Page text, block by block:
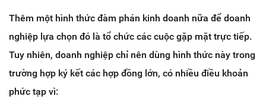
Thêm một hình thức đàm phán kinh doanh nữa để doanh
nghiệp lựa chọn đó là tổ chức các cuộc gặp mặt trực tiếp.
Tuy nhiên, doanh nghiệp chỉ nên dùng hình thức này trong
trường hợp ký kết các hợp đồng lớn, có nhiều điều khoản
phức tạp vì: